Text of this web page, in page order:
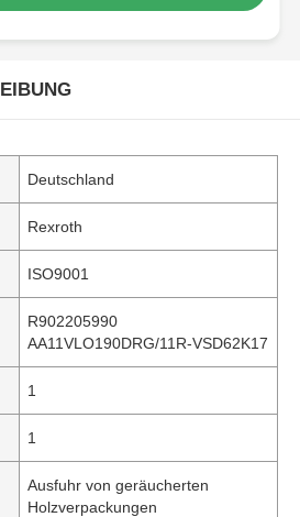
Deutschland
Rexroth
ISO9001
R902205990
AA11VLO190DRG/11R-VSD62K17
1
1
Ausfuhr von geräucherten
Holzverpackungen